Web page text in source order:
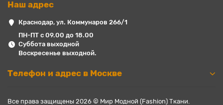
Наш адрес
Краснодар, ул. Коммунаров 266/1
ПН-ПТ с 09.00 до 18.00
Суббота выходной
Воскресенье выходной.
Телефон и адрес в Москве
Все права защищены 2026 © Мир Модной (Fashion) Ткани.